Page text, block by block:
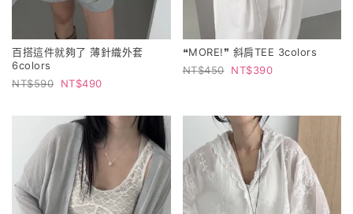
百搭這件就夠了 薄針織外套
6colors
590
490
❝MORE!❞ 斜肩TEE 3colors
450
390